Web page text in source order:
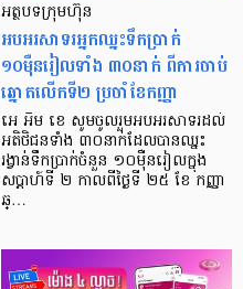
អត្ថបទក្រុមហ៊ុន
អបអរសាទរអ្នកឈ្នះទឹកប្រាក់
១០ម៉ឺនរៀលទាំង ៣០នាក់ ពីការចាប់
ឆ្នោតលើកទី២ ប្រចាំខែកញ្ញា
អេ អឹម ខេ សូមចូលរួមអបអរសាទរដល់
អតិថិជនទាំង ៣០នាក់ដែលបានឈ្នះ
រង្វាន់ទឹកប្រាក់ចំនួន ១០ម៉ឺនរៀលក្នុង
សប្ដាហ៍ទី ២ កាលពីថ្ងៃទី ២៥ ខែ កញ្ញា
ឆ្…